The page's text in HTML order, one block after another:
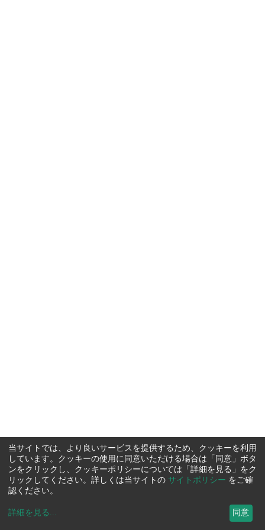
当サイトでは、より良いサービスを提供するため、クッキーを利用
しています。クッキーの使用に同意いただける場合は「同意」ボタ
ンをクリックし、クッキーポリシーについては「詳細を見る」をク
リックしてください。詳しくは当サイトの サイトポリシー をご確
認ください。
詳細を見る ... 同意